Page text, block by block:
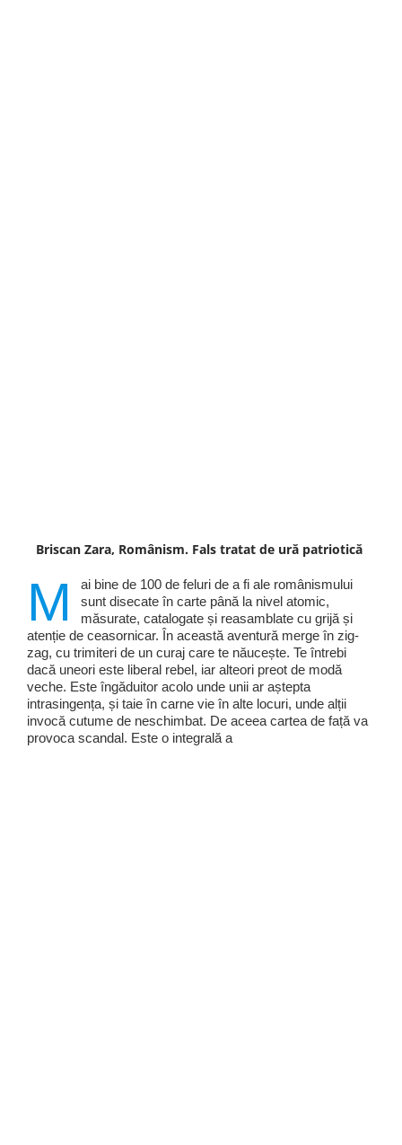
Briscan Zara, Românism. Fals tratat de ură patriotică
M
ai bine de 100 de feluri de a fi ale românismului
sunt disecate în carte până la nivel atomic,
măsurate, catalogate și reasamblate cu grijă și
atenție de ceasornicar. În această aventură merge în zig-
zag, cu trimiteri de un curaj care te năucește. Te întrebi
dacă uneori este liberal rebel, iar alteori preot de modă
veche. Este îngăduitor acolo unde unii ar aștepta
intrasingența, și taie în carne vie în alte locuri, unde alții
invocă cutume de neschimbat. De aceea cartea de față va
provoca scandal. Este o integrală a